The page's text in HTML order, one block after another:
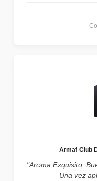
Armaf Club
"Aroma Exquisito.
Una vez